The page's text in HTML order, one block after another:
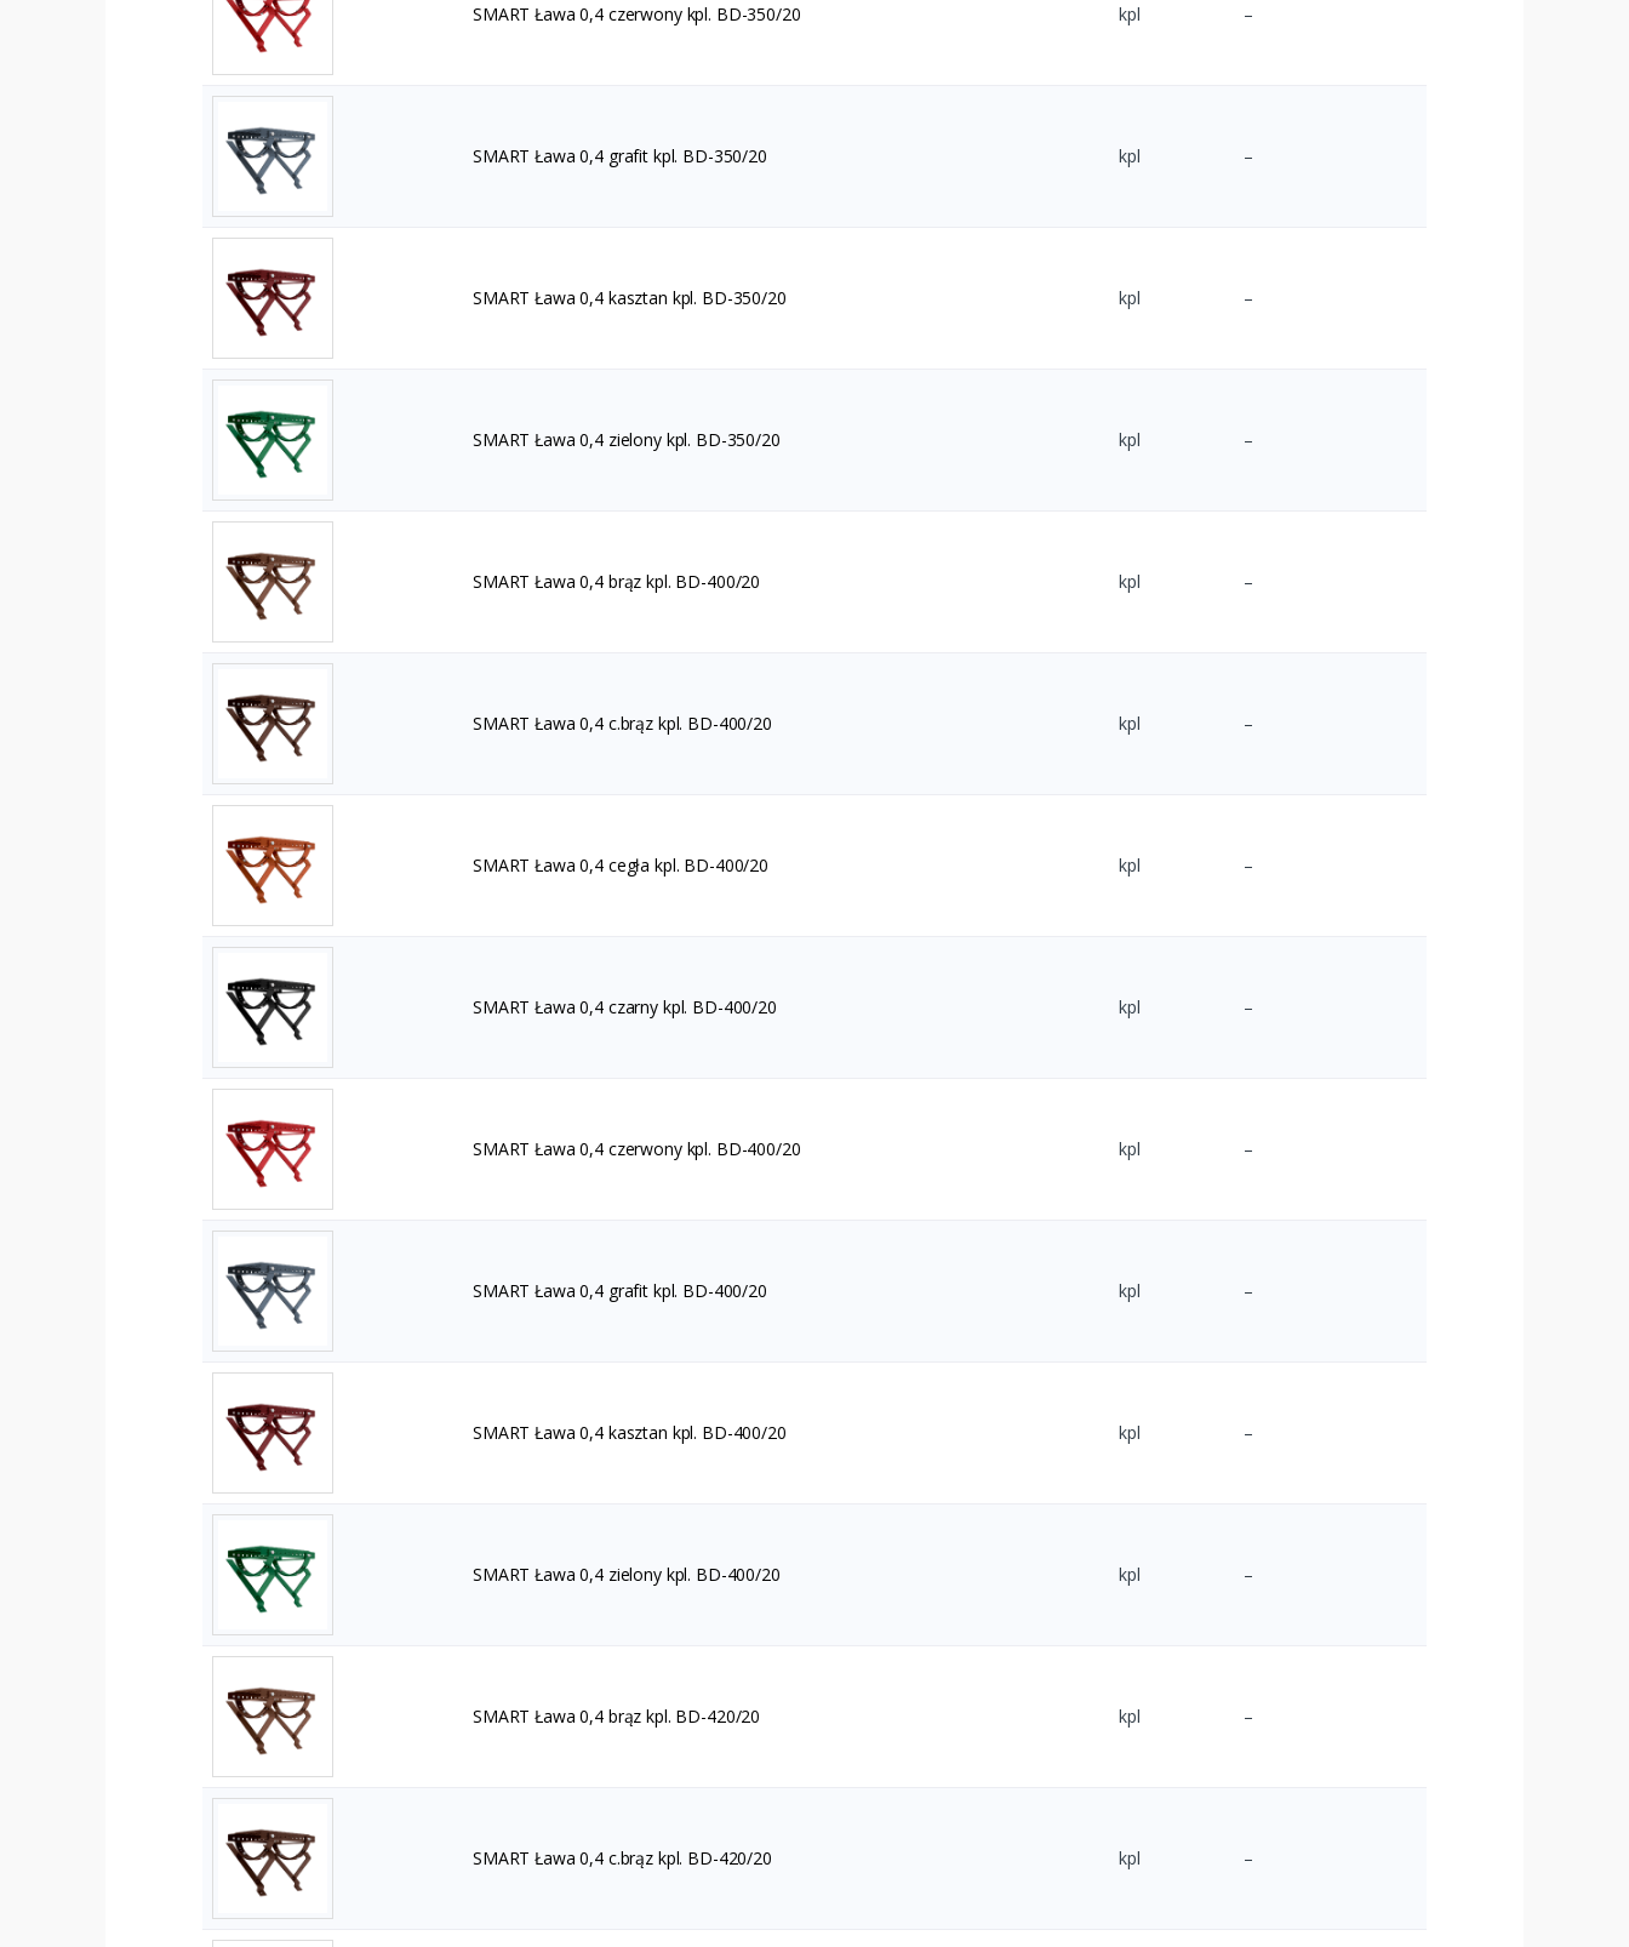
SMART Ława 0,4 czerwony kpl. BD-350/20 kpl –
SMART Ława 0,4 grafit kpl. BD-350/20 kpl –
SMART Ława 0,4 kasztan kpl. BD-350/20 kpl –
SMART Ława 0,4 zielony kpl. BD-350/20 kpl –
SMART Ława 0,4 brąz kpl. BD-400/20 kpl –
SMART Ława 0,4 c.brąz kpl. BD-400/20 kpl –
SMART Ława 0,4 cegła kpl. BD-400/20 kpl –
SMART Ława 0,4 czarny kpl. BD-400/20 kpl –
SMART Ława 0,4 czerwony kpl. BD-400/20 kpl –
SMART Ława 0,4 grafit kpl. BD-400/20 kpl –
SMART Ława 0,4 kasztan kpl. BD-400/20 kpl –
SMART Ława 0,4 zielony kpl. BD-400/20 kpl –
SMART Ława 0,4 brąz kpl. BD-420/20 kpl –
SMART Ława 0,4 c.brąz kpl. BD-420/20 kpl –